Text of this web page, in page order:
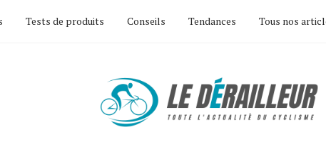
Tests de produits Conseils Tendances Tous nos